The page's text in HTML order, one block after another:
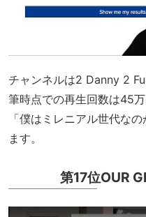
チャンネルは2 Danny 2
筆時点での再生回数は45万
「僕はミレニアル世代な
ます。
第17位OUR